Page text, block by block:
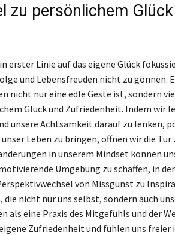
zu persönlichem
erster Linie auf das eigene Glück
und Lebensfreuden nicht zu gönnen.
nicht nur eine edle Geste ist, sondern
Glück und Zufriedenheit. Indem wir
unsere Achtsamkeit darauf zu lenken,
Leben zu bringen, öffnen wir die Tür
in unserem Mindset können
Umgebung zu schaffen, in der
von Missgunst zu
nicht nur uns selbst, sondern auch
als eine Praxis des Mitgefühls und der
Zufriedenheit und fühlen uns freier